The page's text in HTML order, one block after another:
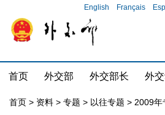
English Français
首页 外交部 外交部长 外
首页 > 资料 > 专题 > 以往专题 > 2009年